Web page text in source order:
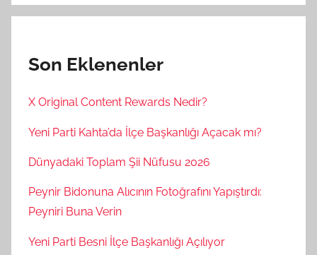
Son Eklenenler
X Original Content Rewards Nedir?
Yeni Parti Kahta’da İlçe Başkanlığı Açacak mı?
Dünyadaki Toplam Şii Nüfusu 2026
Peynir Bidonuna Alıcının Fotoğrafını Yapıştırdı:
Peyniri Buna Verin
Yeni Parti Besni İlçe Başkanlığı Açılıyor